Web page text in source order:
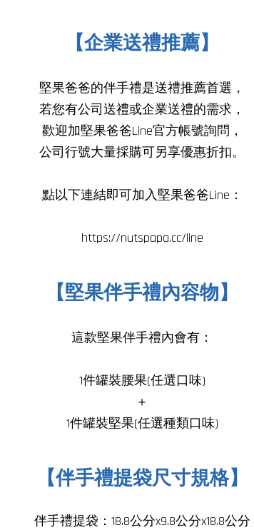
【企業送禮推薦】
堅果爸爸的伴手禮是送禮推薦首選，
若您有公司送禮或企業送禮的需求，
歡迎加堅果爸爸Line官方帳號詢問，
公司行號大量採購可另享優惠折扣。
點以下連結即可加入堅果爸爸Line：
https://nutspapa.cc/line
【堅果伴手禮內容物】
這款堅果伴手禮內會有：
1件罐裝腰果(任選口味)
＋
1件罐裝堅果(任選種類口味)
【伴手禮提袋尺寸規格】
伴手禮提袋：18.8公分x9.8公分x18.8公分